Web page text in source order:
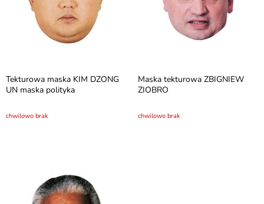
Tekturowa maska KIM DZONG
UN maska polityka
chwilowo brak
Maska tekturowa ZBIGNIEW
ZIOBRO
chwilowo brak